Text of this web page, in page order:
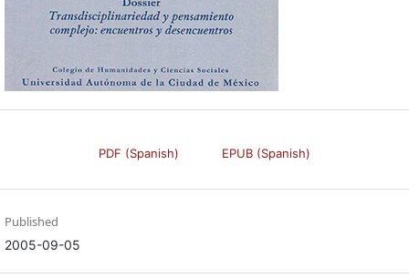
PDF (Spanish) EPUB (Spanish)
Published
2005-09-05